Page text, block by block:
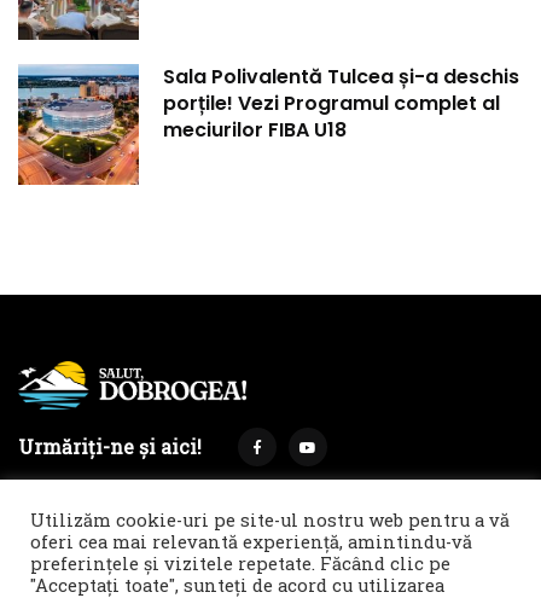
Sala Polivalentă Tulcea și-a deschis
porțile! Vezi Programul complet al
meciurilor FIBA U18
Urmăriți-ne și aici!
Termeni și condiții Politica de cookies & GDPR
Utilizăm cookie-uri pe site-ul nostru web pentru a vă
oferi cea mai relevantă experiență, amintindu-vă
preferințele și vizitele repetate. Făcând clic pe
"Acceptați toate", sunteți de acord cu utilizarea